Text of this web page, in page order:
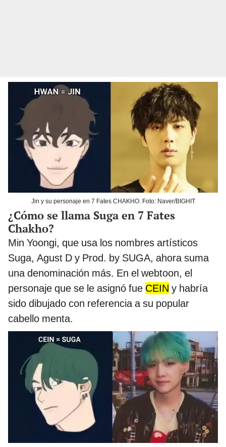
Jin y su personaje en 7 Fates CHAKHO. Foto: Naver/BIGHIT
¿Cómo se llama Suga en 7 Fates
Chakho?
Min Yoongi, que usa los nombres artísticos
Suga, Agust D y Prod. by SUGA, ahora suma
una denominación más. En el webtoon, el
personaje que se le asignó fue CEIN y habría
sido dibujado con referencia a su popular
cabello menta.